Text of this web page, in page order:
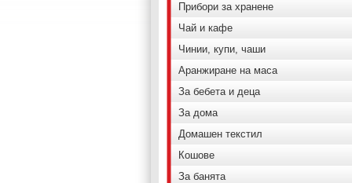
Прибори за хранене
Чай и кафе
Чинии, купи, чаши
Аранжиране на маса
За бебета и деца
За дома
Домашен текстил
Кошове
За банята